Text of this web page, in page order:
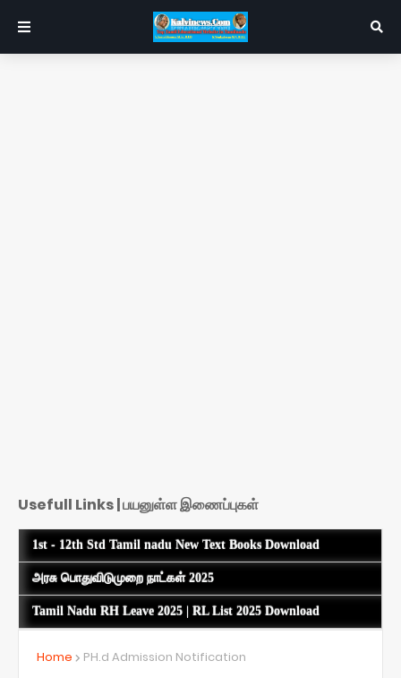
Usefull Links | பயனுள்ள இணைப்புகள்
1st - 12th Std Tamil nadu New Text Books Download
அரசு பொதுவிடுமுறை நாட்கள் 2025
Tamil Nadu RH Leave 2025 | RL List 2025 Download
Home PH.d Admission Notification